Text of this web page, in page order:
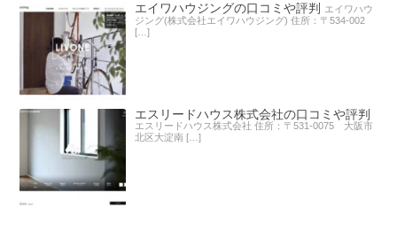
エイワハウジングの口コミや評判
エイワハウ
ジング(株式会社エイワハウジング) 住所：〒534-002
[…]
エスリードハウス株式会社の口コミや評判
エスリードハウス株式会社 住所：〒531-0075 大阪市
北区大淀南 […]